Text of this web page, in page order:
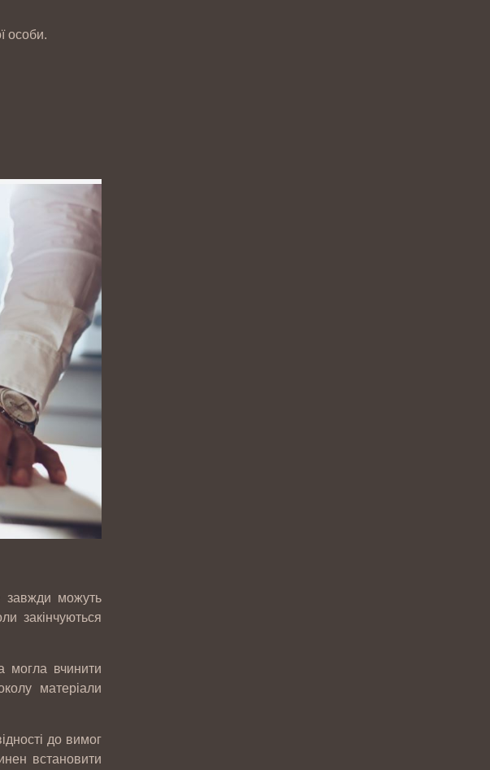
особи.
завжди можуть
закінчуються
могла вчинити
матеріали
до вимог
встановити